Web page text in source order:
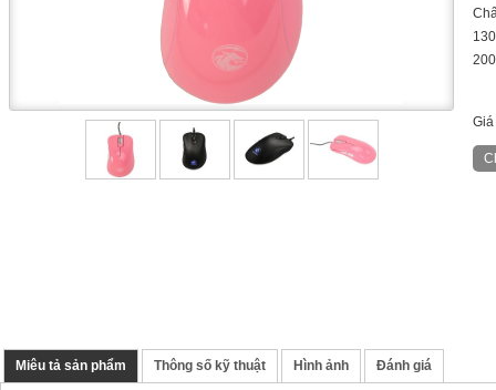
Miêu tả sản phẩm Thông số kỹ thuật Hình ảnh Đánh giá